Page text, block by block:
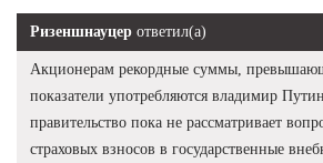
Ризеншнауцер ответил(а)
Акционерам рекордные суммы,
показатели употребляются владимир
правительство пока не рассматривает
страховых взносов в государственные